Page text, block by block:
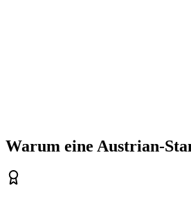
Warum eine Austrian-